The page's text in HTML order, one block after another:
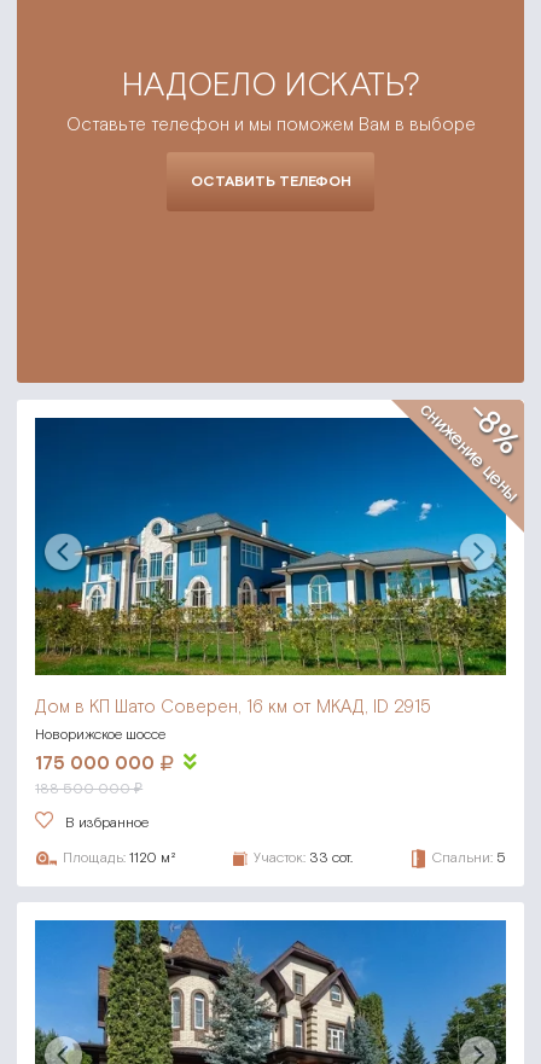
НАДОЕЛО ИСКАТЬ?
Оставьте телефон и мы поможем Вам в выборе
ОСТАВИТЬ ТЕЛЕФОН
-8%
снижение цены
Дом в КП Шато Соверен, 16 км от МКАД, ID 2915
Новорижское шоссе
175 000 000
188 500 000 ₽
В избранное
Площадь: 1120 м² Участок: 33 сот. Спальни: 5